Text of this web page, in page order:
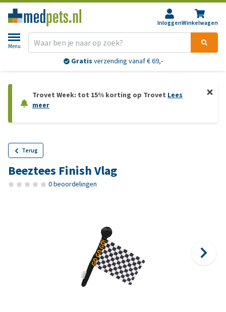
InloggenWinkelwagen
Menu
Gratis verzending vanaf € 69,-
Trovet Week: tot 15% korting op Trovet Lees
meer
Terug
Beeztees Finish Vlag
0 beoordelingen